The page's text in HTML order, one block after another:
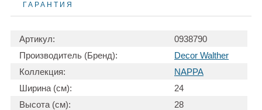
ГАРАНТИЯ
Артикул:
0938790
Производитель (Бренд):
Decor Walther
Коллекция:
NAPPA
Ширина (см):
24
Высота (см):
28